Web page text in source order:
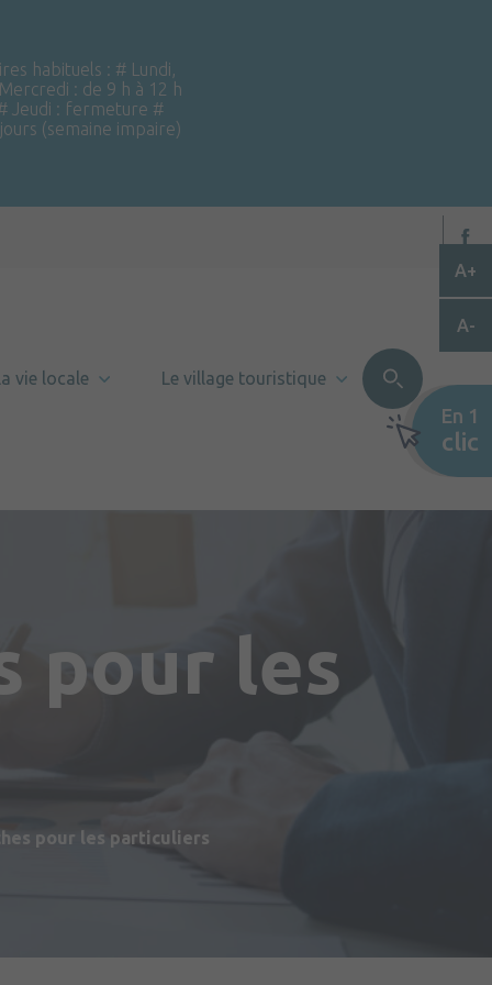
habituels : # Lundi,
: de 9 h à 12 h
Jeudi : fermeture #
(semaine impaire)
vie locale Le village touristique
pour les
pour les particuliers
A+
A-
En 1
clic